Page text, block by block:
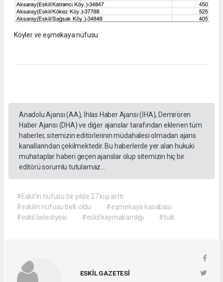
Köyler ve eşmekaya nüfusu
Anadolu Ajansı (AA), İhlas Haber Ajansı (İHA), Demirören
Haber Ajansı (DHA) ve diğer ajanslar tarafından eklenen tüm
haberler, sitemizin editörlerinin müdahalesi olmadan ajans
kanallarından çekilmektedir. Bu haberlerde yer alan hukuki
muhataplar haberi geçen ajanslar olup sitemizin hiç bir
editörü sorumlu tutulamaz...
#Eskil'in nüfusu bir yılda 27 kişi arttı
#eskilin nüfusu belli oldu
#eşmekaya kasabası
#eskil belediyesi
#eskil kaymakamlığı #tuik
ESKİL GAZETESİ